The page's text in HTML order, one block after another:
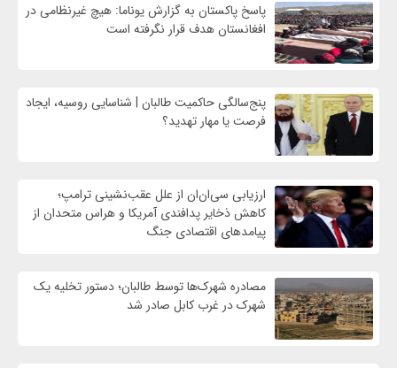
پاسخ پاکستان به گزارش یوناما: هیچ غیرنظامی در
افغانستان هدف قرار نگرفته است
پنج‌سالگی حاکمیت طالبان | شناسایی روسیه، ایجاد
فرصت‌ یا مهار تهدید؟
ارزیابی سی‌ان‌ان از علل عقب‌نشینی ترامپ؛
کاهش ذخایر پدافندی آمریکا و هراس متحدان از
پیامدهای اقتصادی جنگ
مصادره شهرک‌ها توسط طالبان؛ دستور تخلیه یک
شهرک در غرب کابل صادر شد